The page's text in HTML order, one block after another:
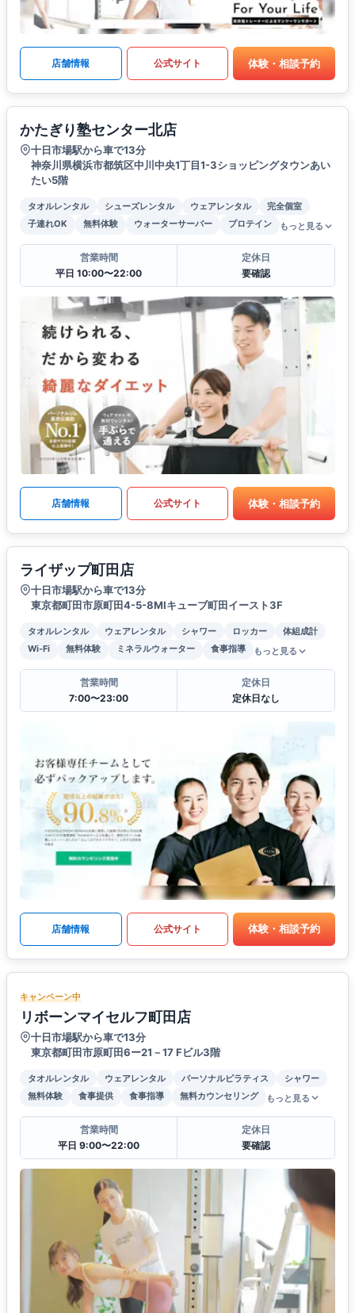
店舗情報 公式サイト 体験・相談予約
かたぎり塾センター北店
十日市場駅から車で13分
神奈川県横浜市都筑区中川中央1丁目1-3ショッピングタウンあい
たい5階
タオルレンタル シューズレンタル ウェアレンタル
完全個室
子連れOK
無料体験 ウォーターサーバー プロテイン もっと見る
営業時間
平日 10:00〜22:00
定休日
要確認
店舗情報 公式サイト 体験・相談予約
ライザップ町田店
十日市場駅から車で13分
東京都町田市原町田4-5-8MIキューブ町田イースト3F
タオルレンタル ウェアレンタル シャワー ロッカー
体組成計
Wi-Fi
無料体験 ミネラルウォーター 食事指導 もっと見る
営業時間
7:00〜23:00
定休日
定休日なし
店舗情報 公式サイト 体験・相談予約
キャンペーン中
リボーンマイセルフ町田店
十日市場駅から車で13分
東京都町田市原町田6ー21－17 Fビル3階
タオルレンタル ウェアレンタル パーソナルピラティス
シャワー
無料体験
食事提供 食事指導 無料カウンセリング もっと見る
営業時間
平日 9:00〜22:00
定休日
要確認